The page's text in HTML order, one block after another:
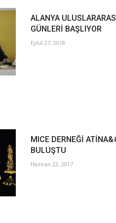
ALANYA
GÜNLERİ BAŞLIYOR
Eylül 27, 2018
MICE DERNEĞİ
BULUŞTU
Haziran 22, 2017